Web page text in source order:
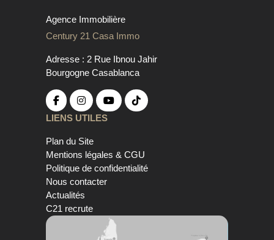
Agence Immobilière
Century 21 Casa Immo
Adresse : 2 Rue Ibnou Jahir
Bourgogne Casablanca
LIENS UTILES
Plan du Site
Mentions légales & CGU
Politique de confidentialité
Nous contacter
Actualités
C21 recrute